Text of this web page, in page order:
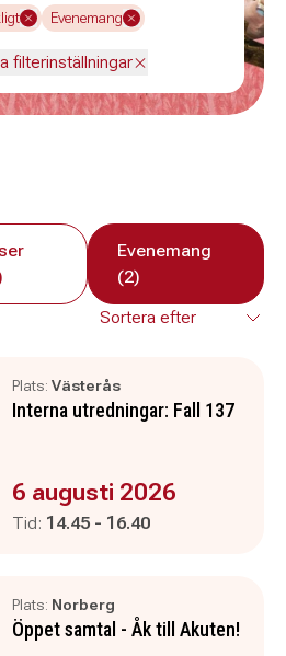
Evenemang
filterinställningar
Evenemang
(2)
Plats: Västerås
Interna utredningar: Fall 137
Evenemanget är :
6 augusti 2026
Tid: Pågår mellan
14.45 - och
16.40
Plats: Norberg
Öppet samtal - Åk till Akuten!